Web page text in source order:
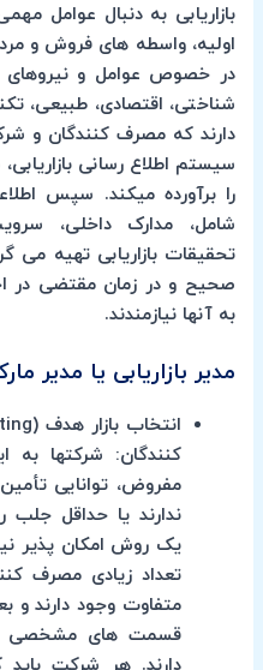
بازاریابی به دنبال عوامل
اولیه، واسطه های فروش و
در خصوص عوامل و نیروهای
شناختی، اقتصادی، طبیعی،
دارند که مصرف کنندگان و
سیستم اطلاع رسانی بازاریابی،
را برآورده میکند. سپس
شامل، مدارک داخلی،
تحقیقات بازاریابی تهیه می
صحیح و در زمان مقتضی در
به آنها نیازمندند.
مدیر بازاریابی یا مدیر
کنندگان: شرکتها به
مفروض، توانایی
ندارند یا حداقل
یک روش امکان پذیر
تعداد زیادی مصرف
متفاوت وجود دارند
قسمت های مشخصی از